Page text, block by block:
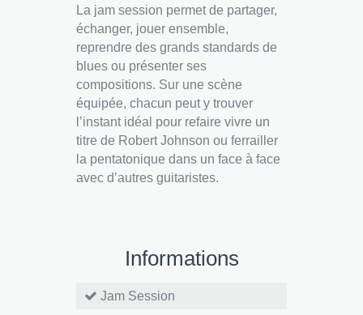
La jam session permet de partager,
échanger, jouer ensemble,
reprendre des grands standards de
blues ou présenter ses
compositions. Sur une scène
équipée, chacun peut y trouver
l’instant idéal pour refaire vivre un
titre de Robert Johnson ou ferrailler
la pentatonique dans un face à face
avec d’autres guitaristes.
Informations
Jam Session